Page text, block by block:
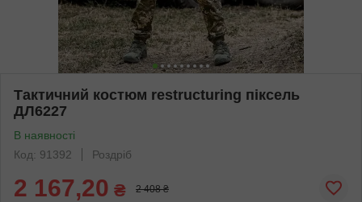
Тактичний костюм restructuring піксель
ДЛ6227
В наявності
Код: 91392
Роздріб
2 167,20 ₴ 2 408 ₴